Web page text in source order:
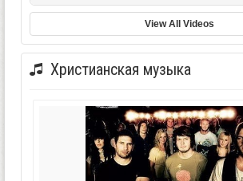
View All Videos
Христианская музыка